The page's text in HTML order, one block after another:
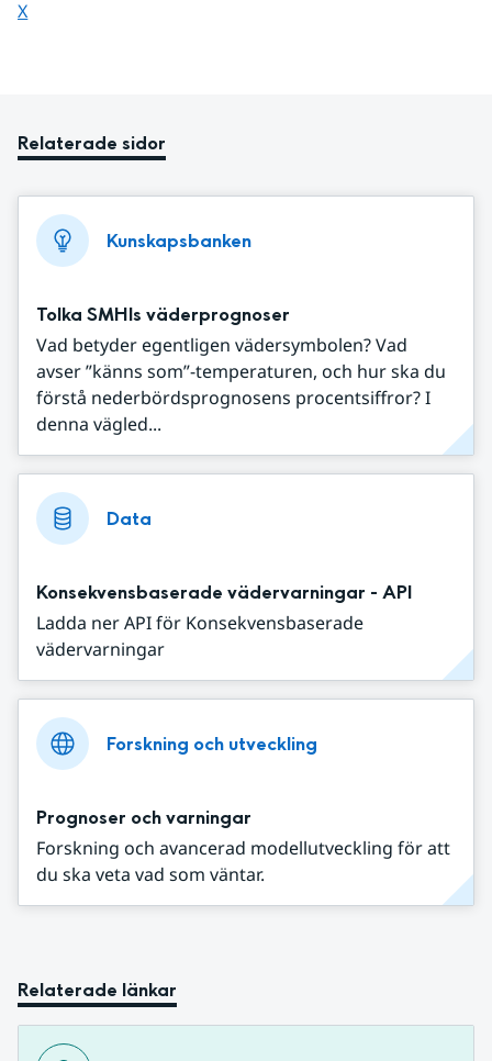
Dela sidan på
X
Relaterade sidor
Kunskapsbanken
Tolka SMHIs väderprognoser
Vad betyder egentligen vädersymbolen? Vad
avser ”känns som”-temperaturen, och hur ska du
förstå nederbördsprognosens procentsiffror? I
denna vägled...
Data
Konsekvensbaserade vädervarningar - API
Ladda ner API för Konsekvensbaserade
vädervarningar
Forskning och utveckling
Prognoser och varningar
Forskning och avancerad modellutveckling för att
du ska veta vad som väntar.
Relaterade länkar